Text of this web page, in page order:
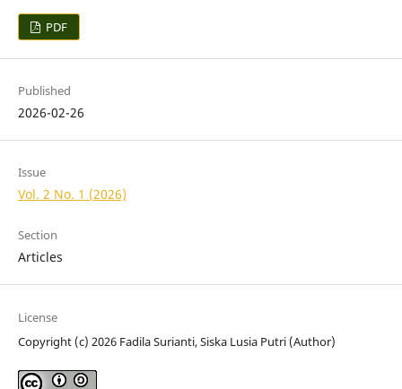
PDF
Published
2026-02-26
Issue
Vol. 2 No. 1 (2026)
Section
Articles
License
Copyright (c) 2026 Fadila Surianti, Siska Lusia Putri (Author)